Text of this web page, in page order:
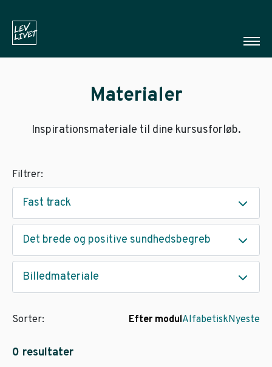
Materialer
Inspirationsmateriale til dine kursusforløb.
Filtrer:
Fast track
Det brede og positive sundhedsbegreb
Billedmateriale
0 resultater
Sorter: Efter modulAlfabetiskNyeste